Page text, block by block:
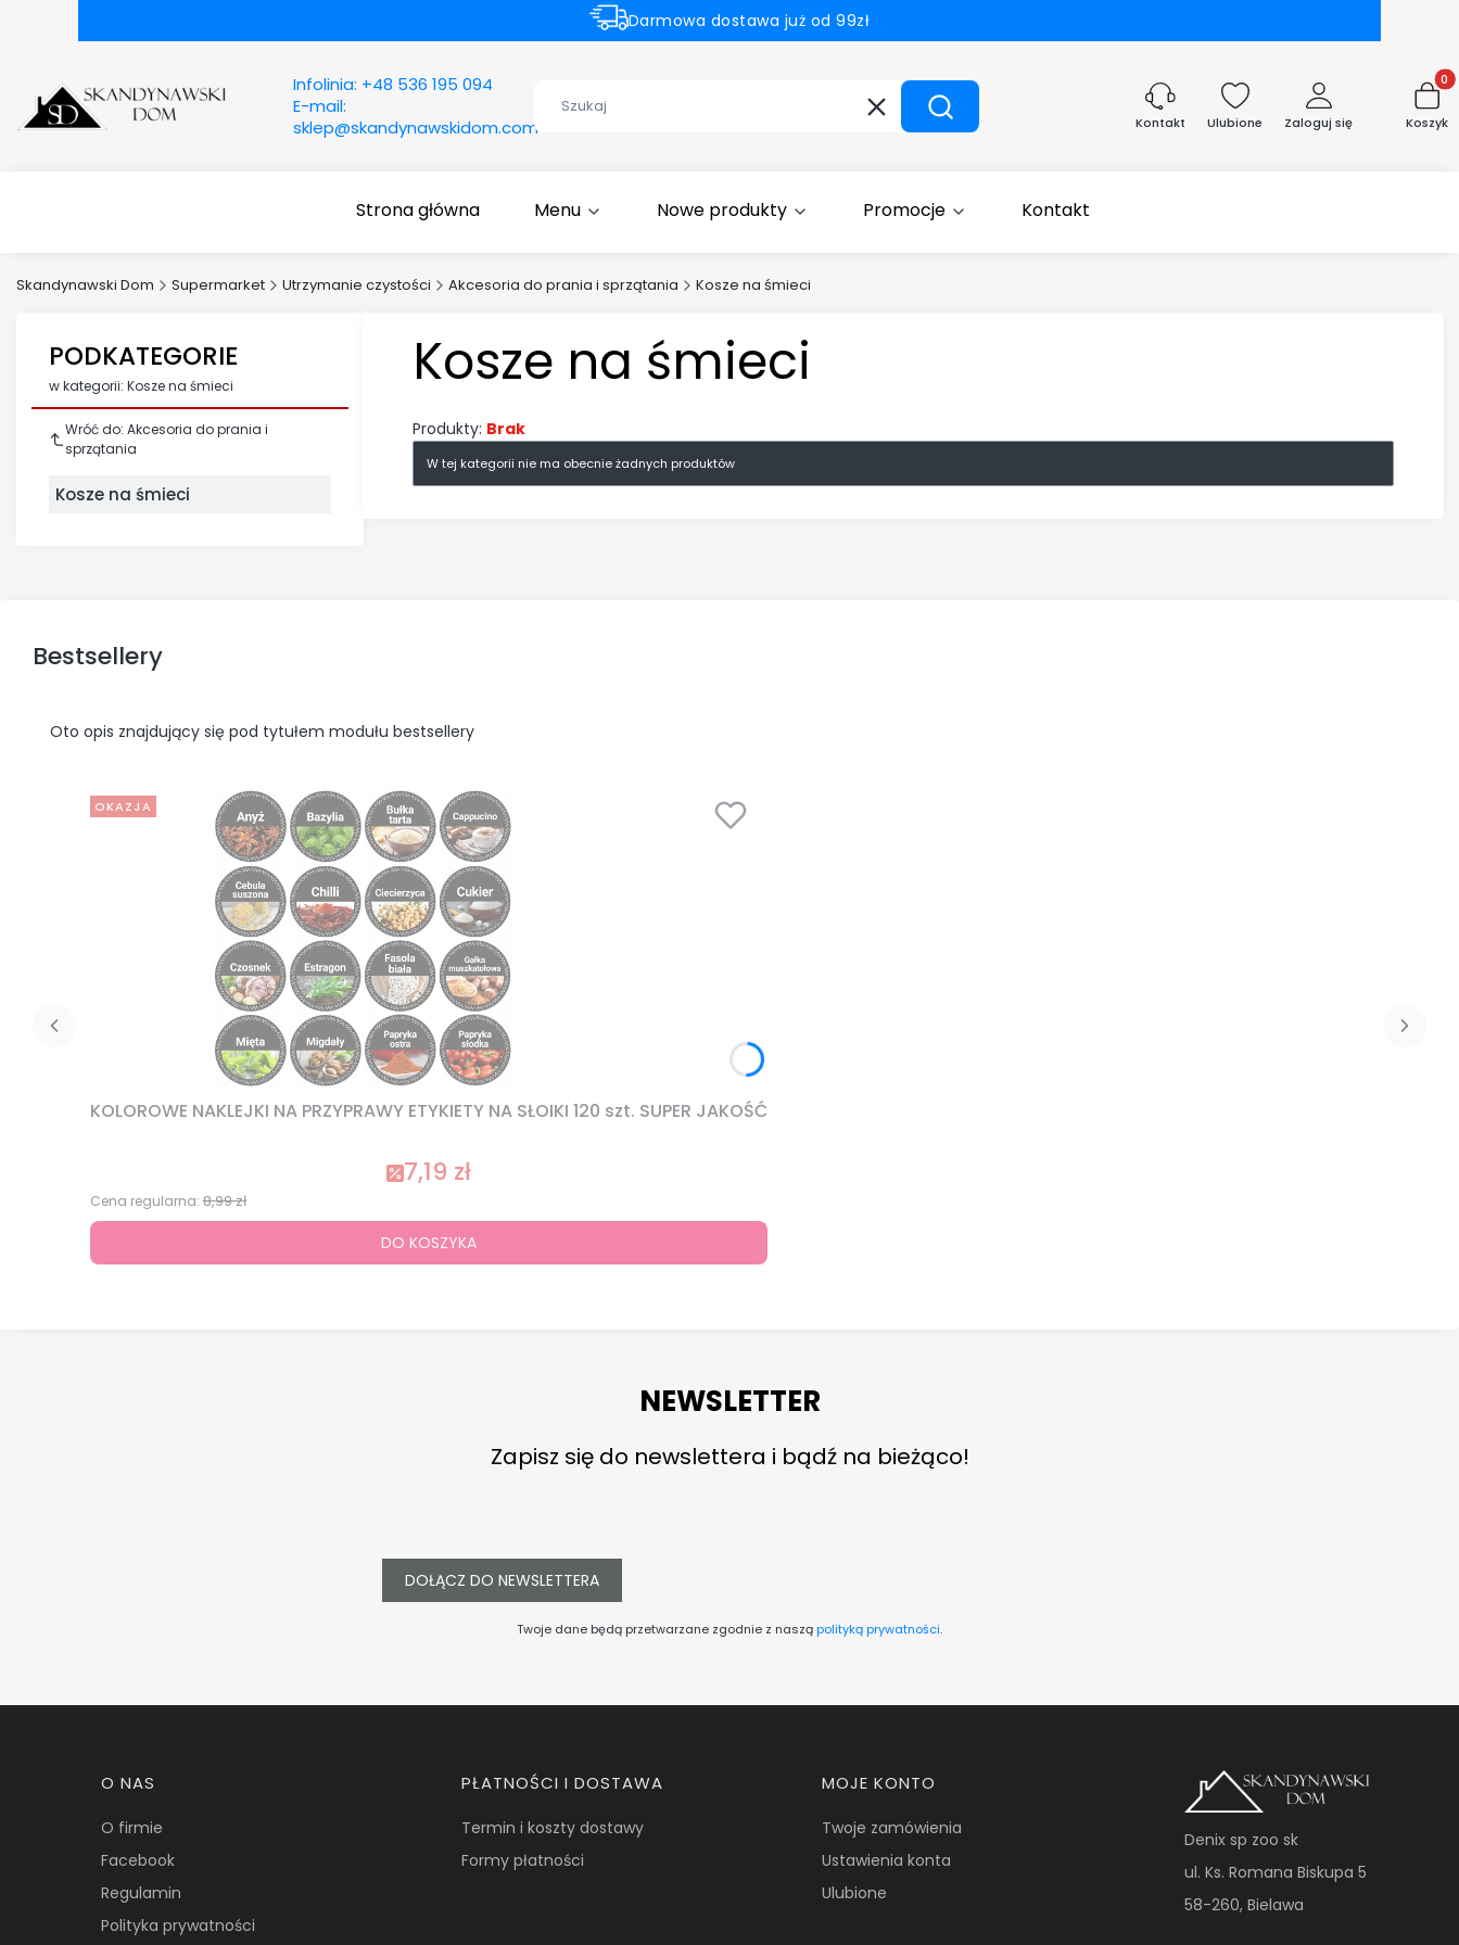
Darmowa dostawa już od 99zł
Infolinia: +48 536 195 094
E-mail:
sklep@skandynawskidom.com
WyczyśćSzukaj Kontakt Ulubione Zaloguj się Koszyk
Strona główna Menu Nowe produkty Promocje Kontakt
Skandynawski Dom Supermarket Utrzymanie czystości Akcesoria do prania i sprzątania Kosze na śmieci
PODKATEGORIE
w kategorii: Kosze na śmieci
Wróć do: Akcesoria do prania i
sprzątania
Kosze na śmieci
Kosze na śmieci
Produkty: Brak
W tej kategorii nie ma obecnie żadnych produktów
Bestsellery
Oto opis znajdujący się pod tytułem modułu bestsellery
OKAZJA
KOLOROWE NAKLEJKI NA PRZYPRAWY ETYKIETY NA SŁOIKI 120 szt. SUPER JAKOŚĆ
7,19 zł
Cena regularna: 8,99 zł
DO KOSZYKA
NEWSLETTER
Zapisz się do newslettera i bądź na bieżąco!
DOŁĄCZ DO NEWSLETTERA
Twoje dane będą przetwarzane zgodnie z nasząpolityką prywatności.
Linki w stopce
O NAS
O firmie
Facebook
Regulamin
Polityka prywatności
PŁATNOŚCI I DOSTAWA
Termin i koszty dostawy
Formy płatności
MOJE KONTO
Twoje zamówienia
Ustawienia konta
Ulubione
Denix sp zoo sk
ul. Ks. Romana Biskupa 5
58-260, Bielawa